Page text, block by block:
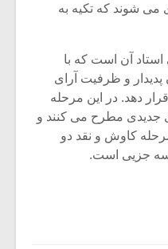
شوند که تکیه به
آن است که با
و ظرفیت آرای
دهد. در این مرحله
جدیدی مطرح می کنند و
کاوش و نقد دو
جزیی است.